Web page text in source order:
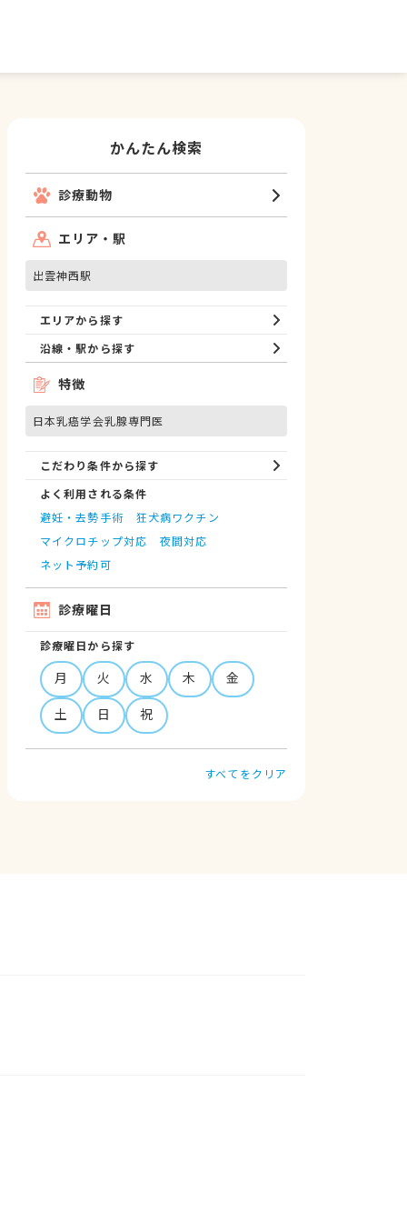
かんたん検索
診療動物
エリア・駅
出雲神西駅
エリアから探す
沿線・駅から探す
特徴
日本乳癌学会乳腺専門医
こだわり条件から探す
よく利用される条件
避妊・去勢手術
狂犬病ワクチン
マイクロチップ対応
夜間対応
ネット予約可
診療曜日
診療曜日から探す
月 火 水 木
金
土
日 祝
すべてをクリア